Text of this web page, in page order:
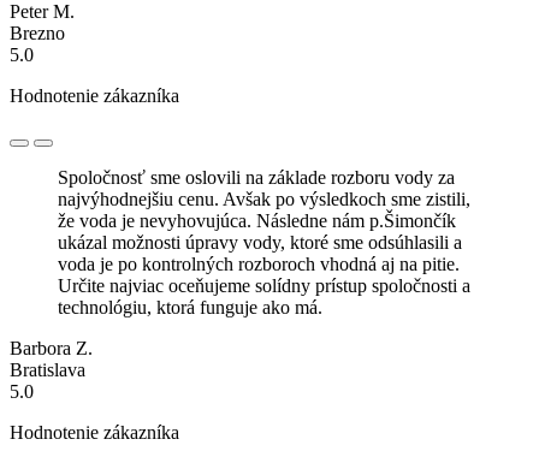
Peter M.
Brezno
5.0
Hodnotenie zákazníka
Spoločnosť sme oslovili na základe rozboru vody za
najvýhodnejšiu cenu. Avšak po výsledkoch sme zistili,
že voda je nevyhovujúca. Následne nám p.Šimončík
ukázal možnosti úpravy vody, ktoré sme odsúhlasili a
voda je po kontrolných rozboroch vhodná aj na pitie.
Určite najviac oceňujeme solídny prístup spoločnosti a
technológiu, ktorá funguje ako má.
Barbora Z.
Bratislava
5.0
Hodnotenie zákazníka